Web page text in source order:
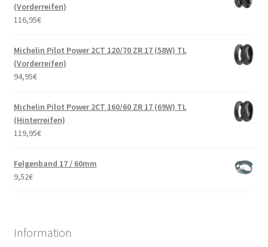
(Vorderreifen)
116,95€
Michelin Pilot Power 2CT 120/70 ZR 17 (58W) TL
(Vorderreifen)
94,95€
Michelin Pilot Power 2CT 160/60 ZR 17 (69W) TL
(Hinterreifen)
119,95€
Felgenband 17 / 60mm
9,52€
Information